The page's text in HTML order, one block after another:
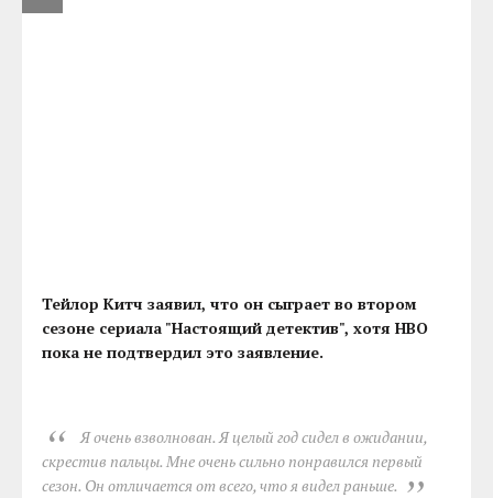
Тейлор Китч заявил, что он сыграет во втором
сезоне сериала "Настоящий детектив", хотя HBO
пока не подтвердил это заявление.
Я очень взволнован. Я целый год сидел в ожидании,
скрестив пальцы. Мне очень сильно понравился первый
сезон. Он отличается от всего, что я видел раньше.